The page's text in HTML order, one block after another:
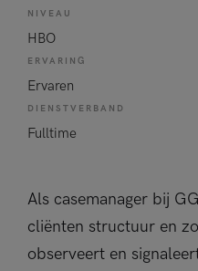
NIVEAU
HBO
ERVARING
Ervaren
DIENSTVERBAND
Fulltime
Als casemanager bij
cliënten structuur en
observeert en